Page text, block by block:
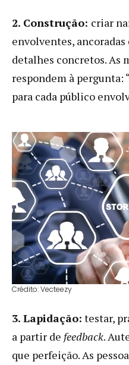
2. Construção: criar
envolventes,
detalhes concretos. As
respondem à pergunta:
para cada público
Crédito: Vecteezy
3. Lapidação: testar,
a partir de feedback.
que perfeição. As